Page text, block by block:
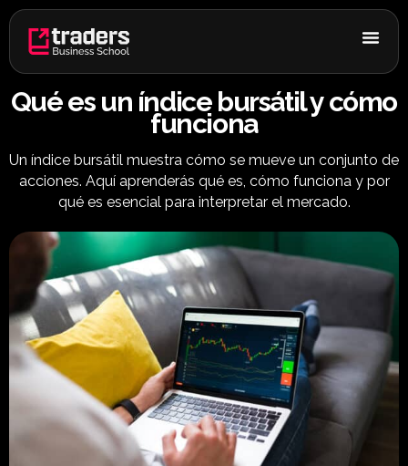
contenido
Qué es un índice bursátil y cómo
funciona
Un índice bursátil muestra cómo se mueve un conjunto de
acciones. Aquí aprenderás qué es, cómo funciona y por
qué es esencial para interpretar el mercado.